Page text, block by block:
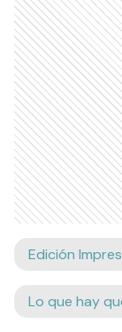
Edición
Lo que hay